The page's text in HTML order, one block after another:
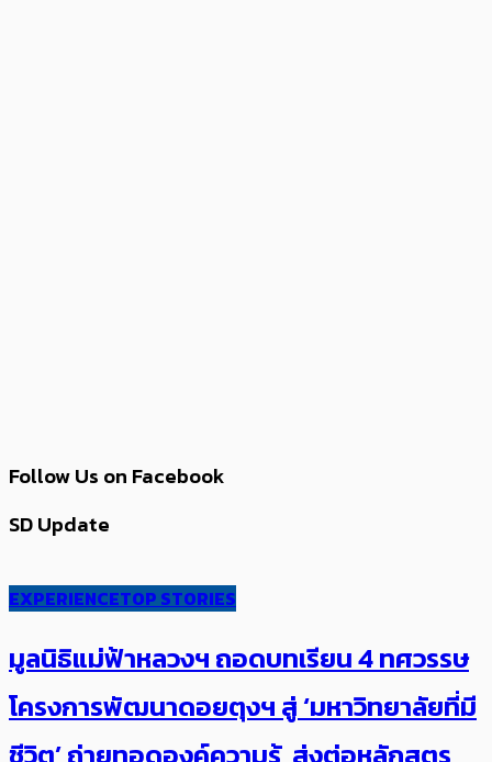
Follow Us on Facebook
SD Update
EXPERIENCETOP STORIES
มูลนิธิแม่ฟ้าหลวงฯ ถอดบทเรียน 4 ทศวรรษ
โครงการพัฒนาดอยตุงฯ สู่ ‘มหาวิทยาลัยที่มี